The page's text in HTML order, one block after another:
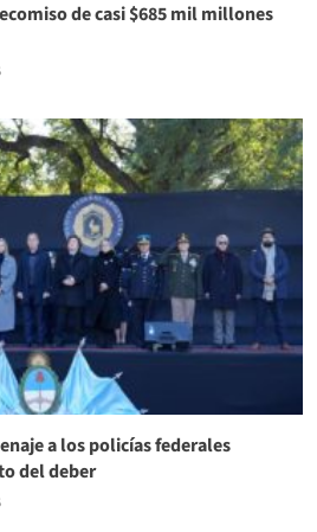
de casi $685 mil millones
a los policías federales
del deber